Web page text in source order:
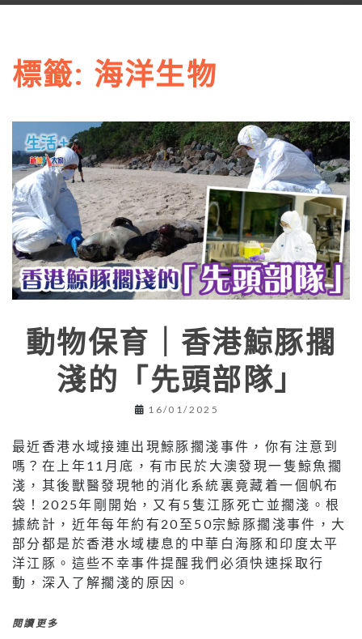
標籤: 海洋生物
動物保育｜香港鯨豚擱
淺的「先頭部隊」
16/01/2025
最近香港水域接連出現鯨豚擱淺事件，你有注意到
嗎？在上年11月底，有市民於大澳發現一隻鯨魚擱
淺，其後獸醫發現牠的消化系統裏竟藏着一個帆布
袋！2025年剛開始，又有5隻江豚死亡並擱淺。根
據統計，近年每年約有20至50宗鯨豚擱淺事件，大
部分都是於香港水域棲息的中華白海豚和印度太平
洋江豚。這些不幸事件提醒我們必須快速採取行
動，深入了解擱淺的原因。
閱讀更多